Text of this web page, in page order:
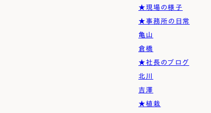
M's house
10のお約束ごと、苦手な
こと
Promise
ナチュレエコ・アドバンス
（コスパ最強モデル）
Natureeco Advance
Hiraya&Nisetai
Hiraya
外装仕様から探す
軒アリ
ブログ
家づくりコラム
★現場の様子
★事務所の日常
亀山
倉橋
★社長のブログ
北川
吉澤
★植栽